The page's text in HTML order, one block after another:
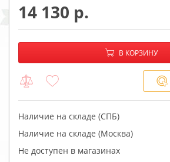
14 130
−
В КОРЗИНУ
Наличие на складе (СПБ)
Наличие на складе (Москва)
Не доступен в магазинах